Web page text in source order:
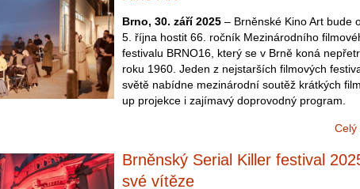
Brno, 30. září 2025 – Brněnské Kino Art bude
5. října hostit 66. ročník Mezinárodního
festivalu BRNO16, který se v Brně koná
roku 1960. Jeden z nejstarších filmových
světě nabídne mezinárodní soutěž krátkých
up projekce i zajímavý doprovodný program.
Celý
Brněnský Serial Killer festival
své vítěze